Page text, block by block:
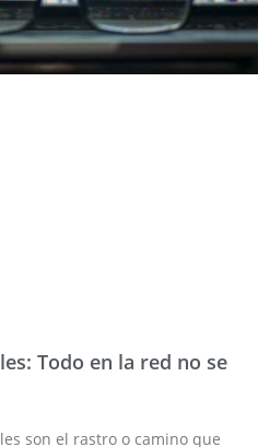
Todo en la red no se
son el rastro o camino que